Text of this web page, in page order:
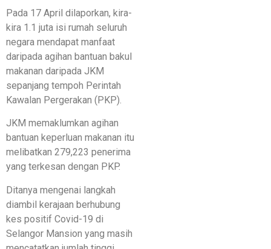
Pada 17 April dilaporkan, kira-
kira 1.1 juta isi rumah seluruh
negara mendapat manfaat
daripada agihan bantuan bakul
makanan daripada JKM
sepanjang tempoh Perintah
Kawalan Pergerakan (PKP).
JKM memaklumkan agihan
bantuan keperluan makanan itu
melibatkan 279,223 penerima
yang terkesan dengan PKP.
Ditanya mengenai langkah
diambil kerajaan berhubung
kes positif Covid-19 di
Selangor Mansion yang masih